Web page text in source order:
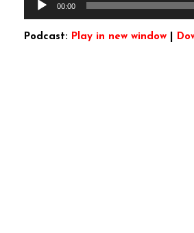
00:00
Podcast: Play in new window